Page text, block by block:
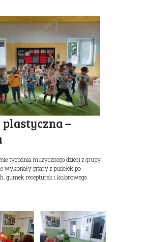
plastyczna –
tygodnia muzycznego dzieci z grupy
wykonały gitary z pudełek po
gumek recepturek i kolorowego